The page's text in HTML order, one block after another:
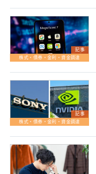
記事
株式・債券・金利・資金調達
記事
株式・債券・金利・資金調達